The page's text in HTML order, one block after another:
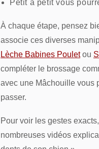
Petit à petit vous
À chaque étape, pensez
associe ces diverses
Lèche Babines Pouletou
compléter le brossage
avec une Mâchouille vous
passer.
Pour voir les gestes
nombreuses vidéos